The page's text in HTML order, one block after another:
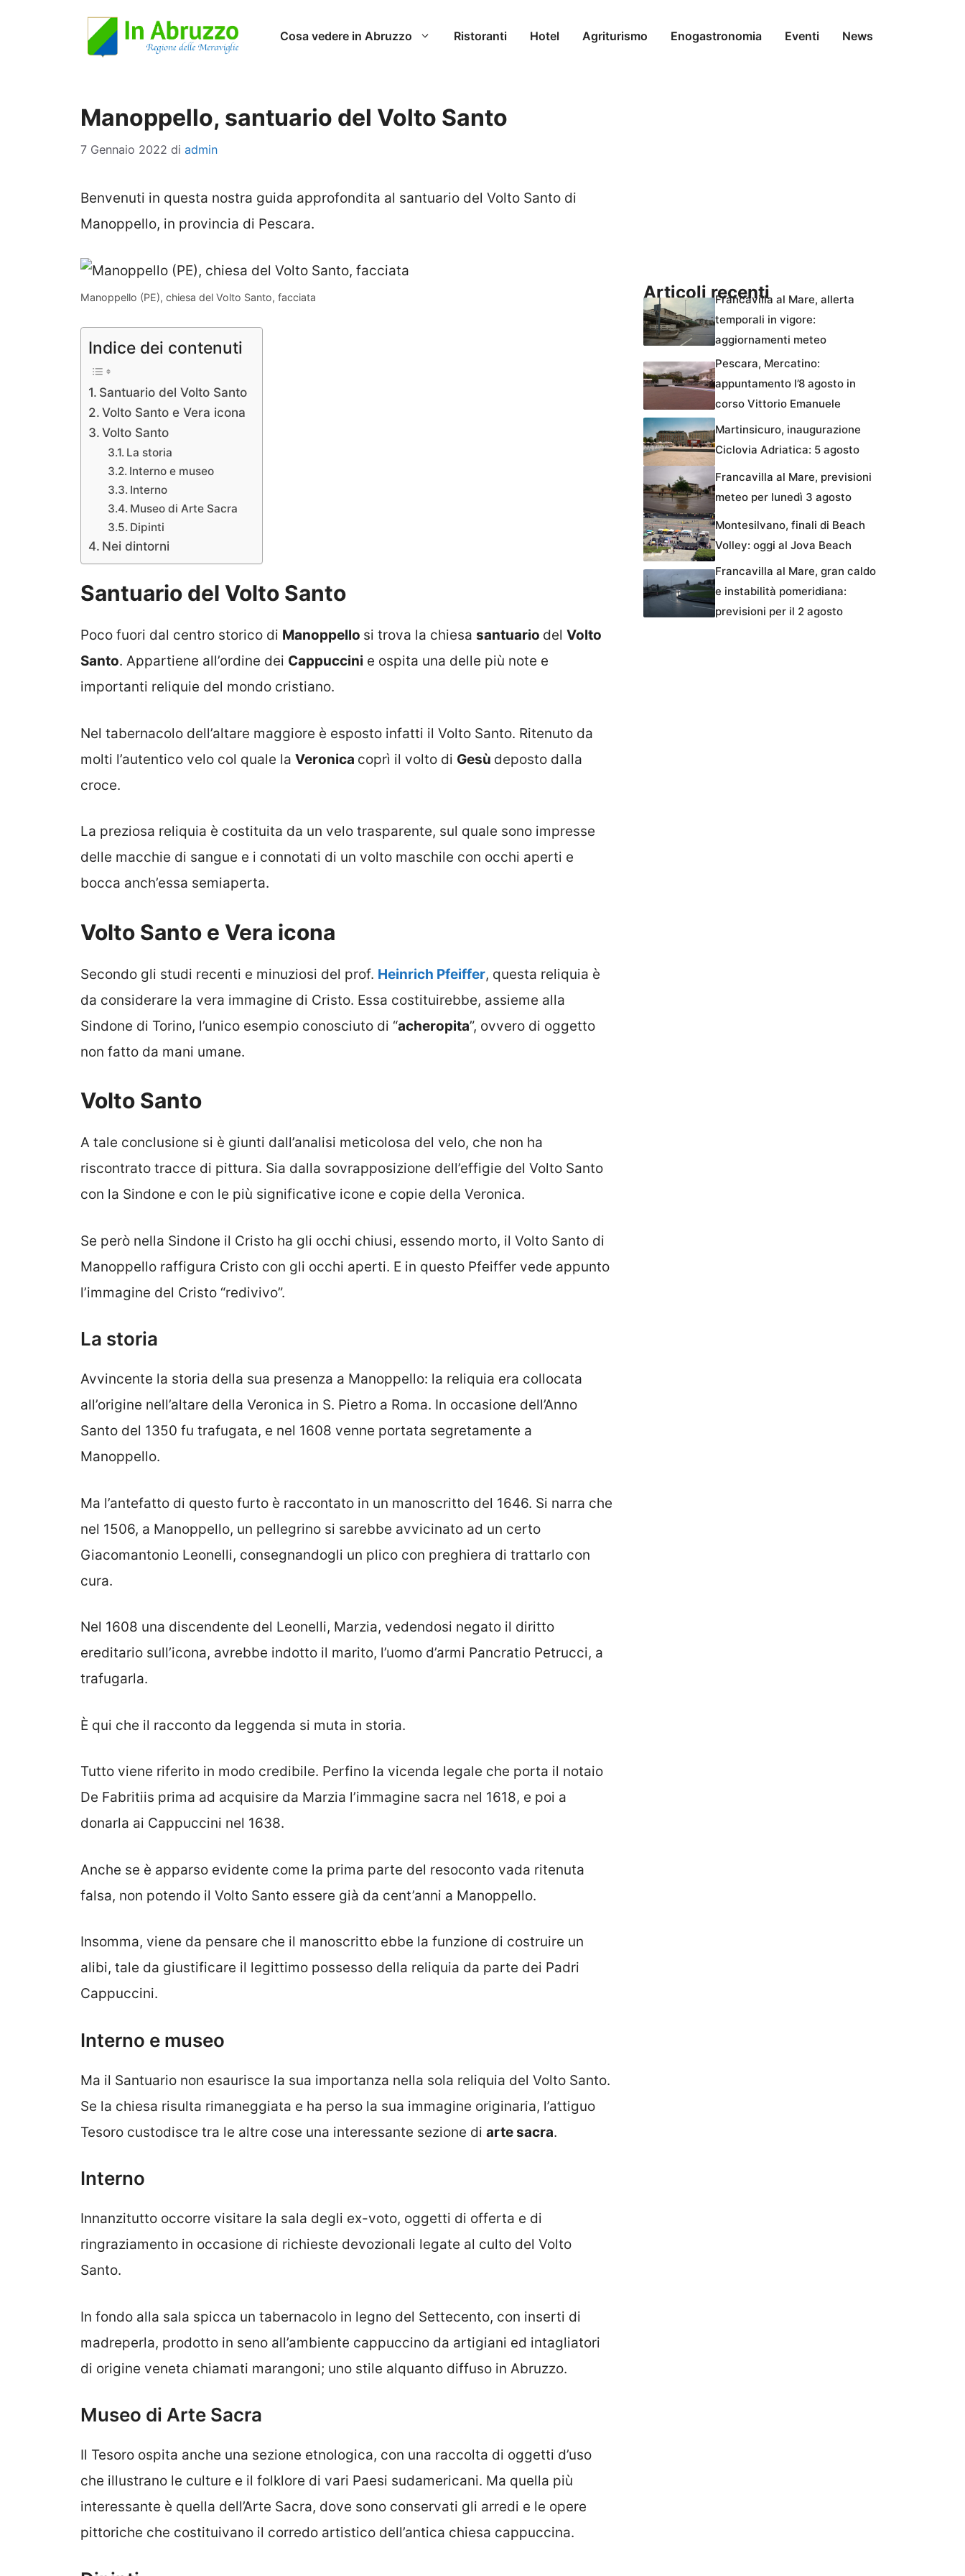
Cosa vedere in Abruzzo Ristoranti Hotel Agriturismo Enogastronomia Eventi News
Manoppello, santuario del Volto Santo
7 Gennaio 2022 di admin
Benvenuti in questa nostra guida approfondita al santuario del Volto Santo di
Manoppello, in provincia di Pescara.
Manoppello (PE), chiesa del Volto Santo, facciata
Indice dei contenuti
Santuario del Volto Santo
Volto Santo e Vera icona
Volto Santo
La storia
Interno e museo
Interno
Museo di Arte Sacra
Dipinti
Nei dintorni
Santuario del Volto Santo
Poco fuori dal centro storico di Manoppello si trova la chiesa santuario del Volto
Santo. Appartiene all’ordine dei Cappuccini e ospita una delle più note e
importanti reliquie del mondo cristiano.
Nel tabernacolo dell’altare maggiore è esposto infatti il Volto Santo. Ritenuto da
molti l’autentico velo col quale la Veronica coprì il volto di Gesù deposto dalla
croce.
La preziosa reliquia è costituita da un velo trasparente, sul quale sono impresse
delle macchie di sangue e i connotati di un volto maschile con occhi aperti e
bocca anch’essa semiaperta.
Volto Santo e Vera icona
Secondo gli studi recenti e minuziosi del prof. Heinrich Pfeiffer, questa reliquia è
da considerare la vera immagine di Cristo. Essa costituirebbe, assieme alla
Sindone di Torino, l’unico esempio conosciuto di “acheropita”, ovvero di oggetto
non fatto da mani umane.
Volto Santo
A tale conclusione si è giunti dall’analisi meticolosa del velo, che non ha
riscontrato tracce di pittura. Sia dalla sovrapposizione dell’effigie del Volto Santo
con la Sindone e con le più significative icone e copie della Veronica.
Se però nella Sindone il Cristo ha gli occhi chiusi, essendo morto, il Volto Santo di
Manoppello raffigura Cristo con gli occhi aperti. E in questo Pfeiffer vede appunto
l’immagine del Cristo “redivivo”.
La storia
Avvincente la storia della sua presenza a Manoppello: la reliquia era collocata
all’origine nell’altare della Veronica in S. Pietro a Roma. In occasione dell’Anno
Santo del 1350 fu trafugata, e nel 1608 venne portata segretamente a
Manoppello.
Ma l’antefatto di questo furto è raccontato in un manoscritto del 1646. Si narra che
nel 1506, a Manoppello, un pellegrino si sarebbe avvicinato ad un certo
Giacomantonio Leonelli, consegnandogli un plico con preghiera di trattarlo con
cura.
Nel 1608 una discendente del Leonelli, Marzia, vedendosi negato il diritto
ereditario sull’icona, avrebbe indotto il marito, l’uomo d’armi Pancratio Petrucci, a
trafugarla.
È qui che il racconto da leggenda si muta in storia.
Tutto viene riferito in modo credibile. Perfino la vicenda legale che porta il notaio
De Fabritiis prima ad acquisire da Marzia l’immagine sacra nel 1618, e poi a
donarla ai Cappuccini nel 1638.
Anche se è apparso evidente come la prima parte del resoconto vada ritenuta
falsa, non potendo il Volto Santo essere già da cent’anni a Manoppello.
Insomma, viene da pensare che il manoscritto ebbe la funzione di costruire un
alibi, tale da giustificare il legittimo possesso della reliquia da parte dei Padri
Cappuccini.
Interno e museo
Ma il Santuario non esaurisce la sua importanza nella sola reliquia del Volto Santo.
Se la chiesa risulta rimaneggiata e ha perso la sua immagine originaria, l’attiguo
Tesoro custodisce tra le altre cose una interessante sezione di arte sacra.
Interno
Innanzitutto occorre visitare la sala degli ex-voto, oggetti di offerta e di
ringraziamento in occasione di richieste devozionali legate al culto del Volto
Santo.
In fondo alla sala spicca un tabernacolo in legno del Settecento, con inserti di
madreperla, prodotto in seno all’ambiente cappuccino da artigiani ed intagliatori
di origine veneta chiamati marangoni; uno stile alquanto diffuso in Abruzzo.
Museo di Arte Sacra
Il Tesoro ospita anche una sezione etnologica, con una raccolta di oggetti d’uso
che illustrano le culture e il folklore di vari Paesi sudamericani. Ma quella più
interessante è quella dell’Arte Sacra, dove sono conservati gli arredi e le opere
pittoriche che costituivano il corredo artistico dell’antica chiesa cappuccina.
Articoli recentiFrancavilla al Mare, allerta
temporali in vigore:
aggiornamenti meteo
Pescara, Mercatino:
appuntamento l’8 agosto in
corso Vittorio Emanuele
Martinsicuro, inaugurazione
Ciclovia Adriatica: 5 agosto
Francavilla al Mare, previsioni
meteo per lunedì 3 agosto
Montesilvano, finali di Beach
Volley: oggi al Jova Beach
Francavilla al Mare, gran caldo
e instabilità pomeridiana:
previsioni per il 2 agosto